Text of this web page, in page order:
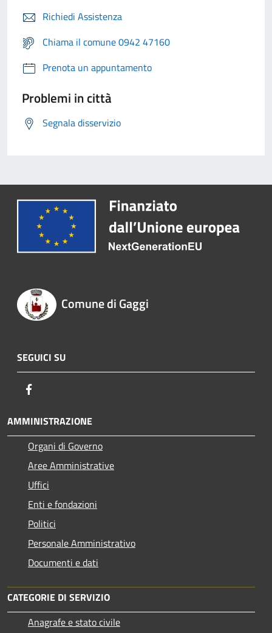
Richiedi Assistenza
Chiama il comune 0942 47160
Prenota un appuntamento
Problemi in città
Segnala disservizio
Comune di Gaggi
SEGUICI SU
AMMINISTRAZIONE
Organi di Governo
Aree Amministrative
Uffici
Enti e fondazioni
Politici
Personale Amministrativo
Documenti e dati
CATEGORIE DI SERVIZIO
Anagrafe e stato civile